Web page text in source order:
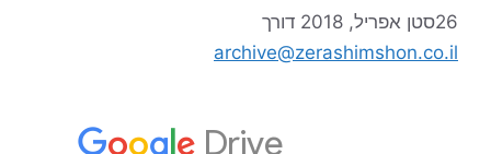
26סטן אפריל, 2018
דורך
archive@zerashimshon.co.il